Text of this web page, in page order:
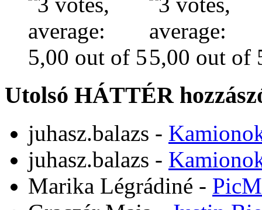
Utolsó HÁTTÉR
juhasz.balazs -
juhasz.balazs -
Marika Légrádiné -